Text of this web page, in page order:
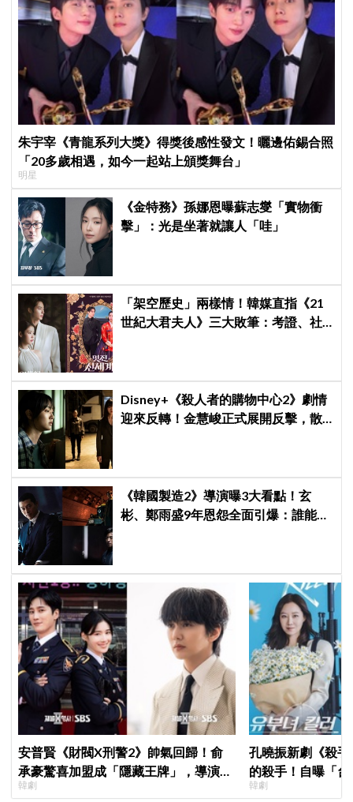
朱宇宰《青龍系列大獎》得獎後感性發文！曬邊佑錫合照
「20多歲相遇，如今一起站上頒獎舞台」
明星
《金特務》孫娜恩曝蘇志燮「實物衝
擊」：光是坐著就讓人「哇」
「架空歷史」兩樣情！韓媒直指《21
世紀大君夫人》三大敗筆：考證、社
Disney+《殺人者的購物中心2》劇情
迎來反轉！金慧峻正式展開反擊，散
《韓國製造2》導演曝3大看點！玄
彬、鄭雨盛9年恩怨全面引爆：誰能活
安普賢《財閥X刑警2》帥氣回歸！俞
承豪驚喜加盟成「隱藏王牌」，導演笑
曝：太有存在感決定提前登場
韓劇
孔曉振新劇《殺
的殺手！自曝「
小很多XD
韓劇